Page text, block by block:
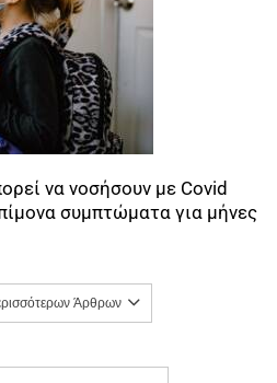
να νοσήσουν με Covid
συμπτώματα για μήνες
Άρθρων